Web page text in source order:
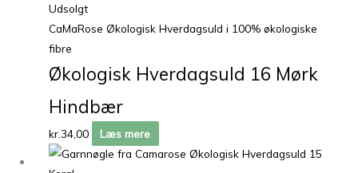
Udsolgt
CaMaRose Økologisk Hverdagsuld i 100% økologiske
fibre
Økologisk Hverdagsuld 16 Mørk
Hindbær
kr.34,00 Læs mere